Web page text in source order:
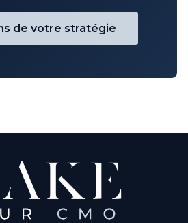
de votre stratégie